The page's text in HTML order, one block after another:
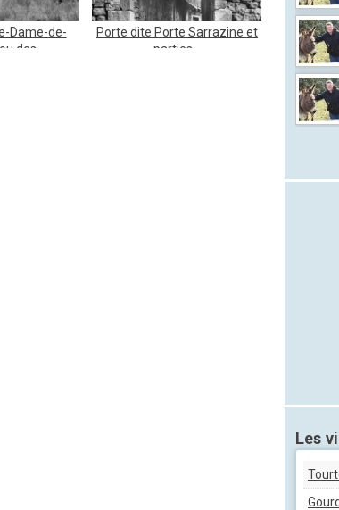
Dame-de-
des...
Porte dite Porte Sarrazine et
parties...
Les